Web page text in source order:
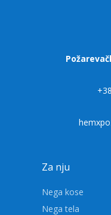
Za nju
Nega kose
Nega tela